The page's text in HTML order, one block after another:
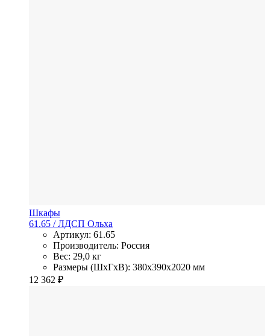
Шкафы
61.65 / ЛДСП Ольха
Артикул: 61.65
Производитель: Россия
Вес: 29,0 кг
Размеры (ШхГхВ): 380x390x2020 мм
12 362 ₽